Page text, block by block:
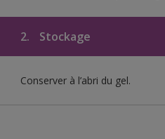
2. Stockage
Conserver à l’abri du gel.